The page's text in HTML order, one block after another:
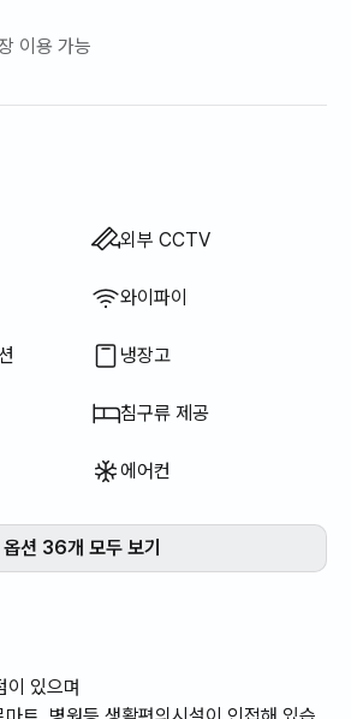
이용 가능
외부 CCTV
와이파이
냉장고
침구류 제공
에어컨
덕션
)투
옵션 36개 모두 보기
이 있으며